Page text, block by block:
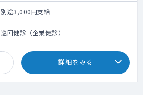
別途3,000円支給
巡回健診（企業健診）
詳細をみる